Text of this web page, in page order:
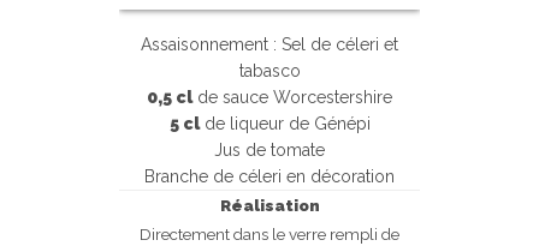
Assaisonnement : Sel de céleri et
tabasco
0,5 clde sauce Worcestershire
5 clde liqueur de Génépi
Jus de tomate
Branche de céleri en décoration
Réalisation
Directement dans le verre rempli de